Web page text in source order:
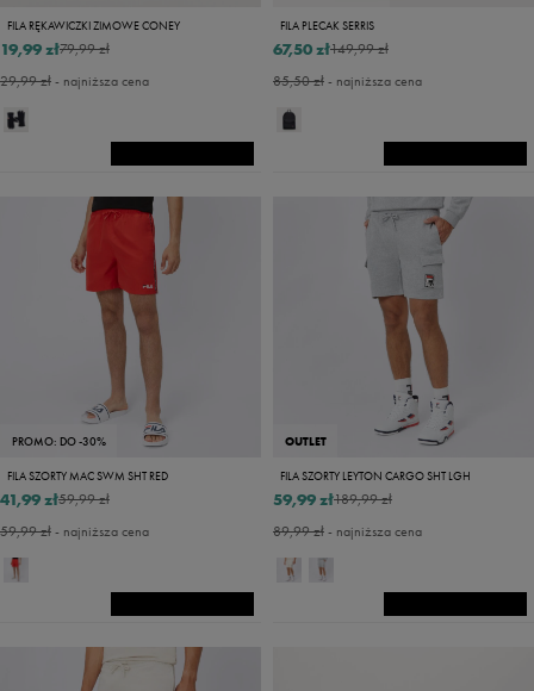
FILA RĘKAWICZKI ZIMOWE CONEY
79,99 zł
19,99 zł
29,99 zł- najniższa cena
FILA PLECAK SERRIS
149,99 zł
67,50 zł
85,50 zł- najniższa cena
PROMO: DO -30%
FILA SZORTY MAC SWM SHT RED
59,99 zł
41,99 zł
59,99 zł- najniższa cena
OUTLET
FILA SZORTY LEYTON CARGO SHT LGH
189,99 zł
59,99 zł
89,99 zł- najniższa cena